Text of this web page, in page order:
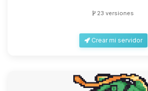
23 versiones
Crear mi servidor